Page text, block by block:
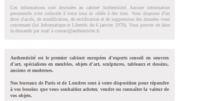
Ces informations sont destinées au cabinet Authenticité. Aucune information
personnelle n'est collectée à votre insu ni cédée à des tiers. Vous disposez d'un
droit d'accés, de modification, de rectification et de suppression des données vous
concernant (loi Informatique et Libertés du 6 janvier 1978). Vous pouvez en faire
la demande par mail à contact@authenticite.fr.
Authenticité est le premier cabinet européen d'experts conseil en oeuvres
d'art, spécialistes en meubles, objets d'art, sculptures, tableaux et dessins,
anciens et modernes.
Nos bureaux de Paris et de Londres sont à votre disposition pour répondre
à vos besoins que vous souhaitiez acheter, vendre ou connaître la valeur de
vos objets.